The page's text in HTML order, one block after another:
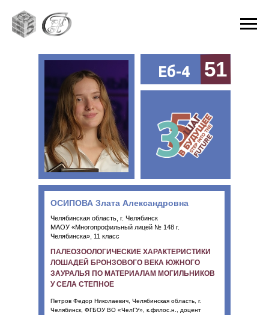
51
ОСИПОВА Злата Александровна
Челябинская область, г. Челябинск
МАОУ «Многопрофильный лицей № 148 г.
Челябинска», 11 класс
ПАЛЕОЗООЛОГИЧЕСКИЕ ХАРАКТЕРИСТИКИ
ЛОШАДЕЙ БРОНЗОВОГО ВЕКА ЮЖНОГО
ЗАУРАЛЬЯ ПО МАТЕРИАЛАМ МОГИЛЬНИКОВ
У СЕЛА СТЕПНОЕ
Петров Федор Николаевич, Челябинская область, г.
Челябинск, ФГБОУ ВО «ЧелГУ», к.филос.н., доцент
Еб-4